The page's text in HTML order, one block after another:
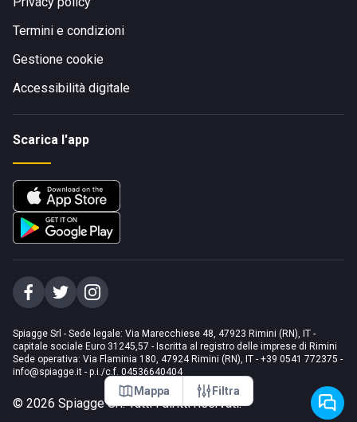
Mappa Filtra
Termini e condizioni
Gestione cookie
Accessibilità digitale
Scarica l'app
Spiagge Srl - Sede legale: Via Marecchiese 48, 47923 Rimini (RN), IT -
capitale sociale Euro 31245,57 - Iscritta al registro delle imprese di Rimini
Sede operativa: Via Flaminia 180, 47924 Rimini (RN), IT - +39 0541 772375 -
info@spiagge.it - p.i./c.f. 04536640404
© 2026 Spiagge Srl. Tutti i diritti riservati.